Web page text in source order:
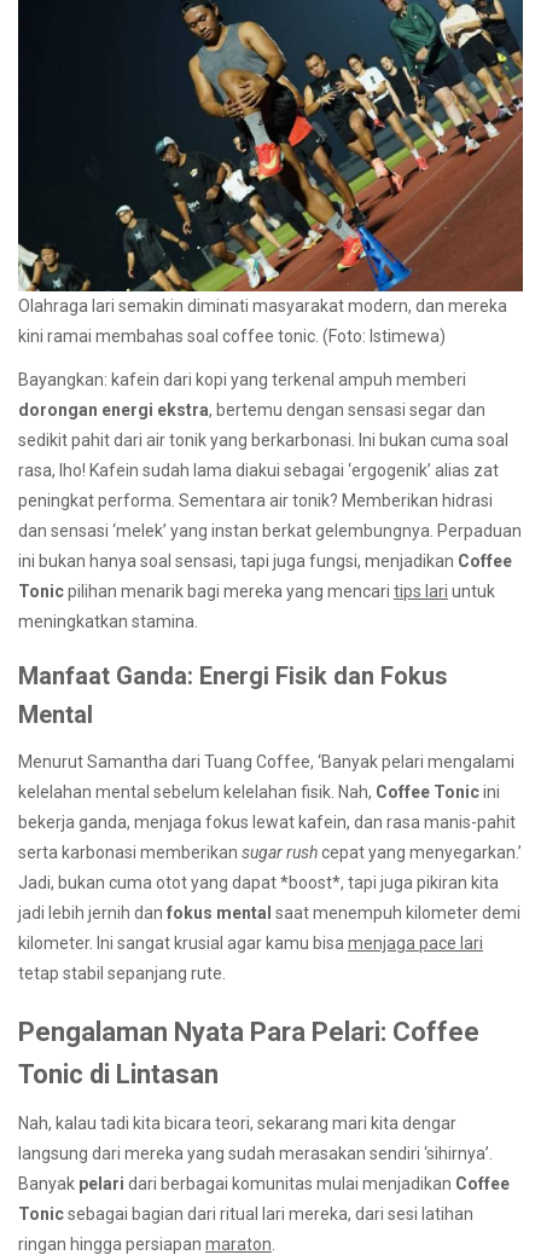
Olahraga lari semakin diminati masyarakat modern, dan mereka
kini ramai membahas soal coffee tonic. (Foto: Istimewa)
Bayangkan: kafein dari kopi yang terkenal ampuh memberi
dorongan energi ekstra, bertemu dengan sensasi segar dan
sedikit pahit dari air tonik yang berkarbonasi. Ini bukan cuma soal
rasa, lho! Kafein sudah lama diakui sebagai ‘ergogenik’ alias zat
peningkat performa. Sementara air tonik? Memberikan hidrasi
dan sensasi ‘melek’ yang instan berkat gelembungnya. Perpaduan
ini bukan hanya soal sensasi, tapi juga fungsi, menjadikan Coffee
Tonicpilihan menarik bagi mereka yang mencari tips lari untuk
meningkatkan stamina.
Manfaat Ganda: Energi Fisik dan Fokus
Mental
Menurut Samantha dari Tuang Coffee, ‘Banyak pelari mengalami
kelelahan mental sebelum kelelahan fisik. Nah, Coffee Tonicini
bekerja ganda, menjaga fokus lewat kafein, dan rasa manis-pahit
serta karbonasi memberikan sugar rushcepat yang menyegarkan.’
Jadi, bukan cuma otot yang dapat *boost*, tapi juga pikiran kita
jadi lebih jernih dan fokus mental saat menempuh kilometer demi
kilometer. Ini sangat krusial agar kamu bisa menjaga pace lari
tetap stabil sepanjang rute.
Pengalaman Nyata Para Pelari: Coffee
Tonic di Lintasan
Nah, kalau tadi kita bicara teori, sekarang mari kita dengar
langsung dari mereka yang sudah merasakan sendiri ‘sihirnya’.
Banyak pelari dari berbagai komunitas mulai menjadikan Coffee
Tonicsebagai bagian dari ritual lari mereka, dari sesi latihan
ringan hingga persiapan maraton